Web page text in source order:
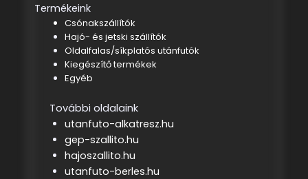
Termékeink
Csónakszállítók
Hajó- és jetski szállítók
Oldalfalas/síkplatós utánfutók
Kiegészítő termékek
Egyéb
További oldalaink
utanfuto-alkatresz.hu
gep-szallito.hu
hajoszallito.hu
utanfuto-berles.hu